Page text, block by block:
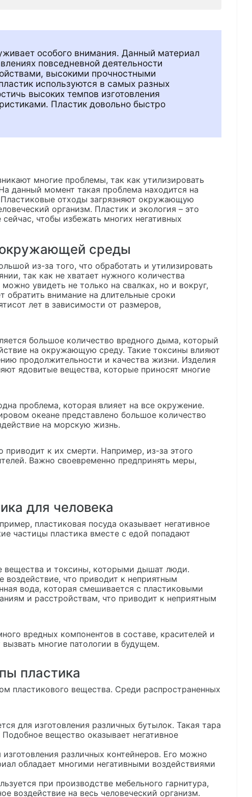
особого внимания. Данный материал
повседневной деятельности
высокими прочностными
используются в самых разных
высоких темпов изготовления
Пластик довольно быстро
многие проблемы, так как утилизировать
данный момент такая проблема находится на
отходы загрязняют окружающую
организм. Пластик и экология – это
чтобы избежать многих негативных
среды
из-за того, что обработать и утилизировать
так как не хватает нужного количества
увидеть не только на свалках, но и вокруг,
обратить внимание на длительные сроки
лет в зависимости от размеров,
большое количество вредного дыма, который
на окружающую среду. Такие токсины влияют
продолжительности и качества жизни. Изделия
ядовитые вещества, которые приносят многие
проблема, которая влияет на все окружение.
океане представлено большое количество
на морскую жизнь.
к их смерти. Например, из-за этого
Важно своевременно предпринять меры,
для человека
пластиковая посуда оказывает негативное
частицы пластика вместе с едой попадают
вещества и токсины, которыми дышат люди.
что приводит к неприятным
вода, которая смешивается с пластиковыми
и расстройствам, что приводит к неприятным
вредных компонентов в составе, красителей и
многие патологии в будущем.
пластика
пластикового вещества. Среди распространенных
для изготовления различных бутылок. Такая тара
вещество оказывает негативное
различных контейнеров. Его можно
обладает многими негативными воздействиями
при производстве мебельного гарнитура,
воздействие на весь человеческий организм.